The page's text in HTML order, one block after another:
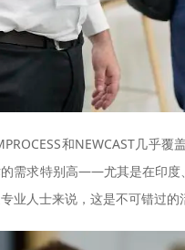
和NEWCAST几
需求特别高——尤其是在印度
业人士来说，这是不可错过的